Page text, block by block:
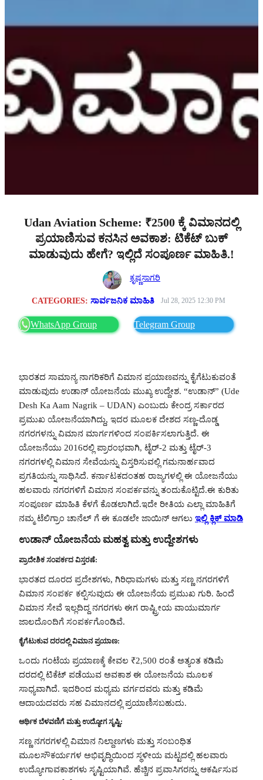
Udan Aviation Scheme: ₹2500 ಕ್ಕೆ ವಿಮಾನದಲ್ಲಿ
ಪ್ರಯಾಣಿಸುವ ಕನಸಿನ ಅವಕಾಶ: ಟಿಕೆಟ್‌ ಬುಕ್‌
ಮಾಡುವುದು ಹೇಗೆ? ಇಲ್ಲಿದೆ ಸಂಪೂರ್ಣ ಮಾಹಿತಿ.!
ಕೃಷ್ಣಸಾಗರಿ
CATEGORIES: ಸಾರ್ವಜನಿಕ ಮಾಹಿತಿ Jul 28, 2025 12:30 PM
WhatsApp Group Telegram Group
ಭಾರತದ ಸಾಮಾನ್ಯ ನಾಗರಿಕರಿಗೆ ವಿಮಾನ ಪ್ರಯಾಣವನ್ನು ಕೈಗೆಟುಕುವಂತೆ
ಮಾಡುವುದು ಉಡಾನ್ ಯೋಜನೆಯ ಮುಖ್ಯ ಉದ್ದೇಶ. “ಉಡಾನ್” (Ude
Desh Ka Aam Nagrik – UDAN) ಎಂಬುದು ಕೇಂದ್ರ ಸರ್ಕಾರದ
ಪ್ರಮುಖ ಯೋಜನೆಯಾಗಿದ್ದು, ಇದರ ಮೂಲಕ ದೇಶದ ಸಣ್ಣ-ದೊಡ್ಡ
ನಗರಗಳನ್ನು ವಿಮಾನ ಮಾರ್ಗಗಳಿಂದ ಸಂಪರ್ಕಿಸಲಾಗುತ್ತಿದೆ. ಈ
ಯೋಜನೆಯು 2016ರಲ್ಲಿ ಪ್ರಾರಂಭವಾಗಿ, ಟೈರ್-2 ಮತ್ತು ಟೈರ್-3
ನಗರಗಳಲ್ಲಿ ವಿಮಾನ ಸೇವೆಯನ್ನು ವಿಸ್ತರಿಸುವಲ್ಲಿ ಗಮನಾರ್ಹವಾದ
ಪ್ರಗತಿಯನ್ನು ಸಾಧಿಸಿದೆ. ಕರ್ನಾಟಕದಂತಹ ರಾಜ್ಯಗಳಲ್ಲಿ ಈ ಯೋಜನೆಯು
ಹಲವಾರು ನಗರಗಳಿಗೆ ವಿಮಾನ ಸಂಪರ್ಕವನ್ನು ತಂದುಕೊಟ್ಟಿದೆ.ಈ ಕುರಿತು
ಸಂಪೂರ್ಣ ಮಾಹಿತಿ ಕೆಳಗೆ ಕೊಡಲಾಗಿದೆ.ಇದೇ ರೀತಿಯ ಎಲ್ಲಾ ಮಾಹಿತಿಗೆ
ನಮ್ಮ ಟೆಲಿಗ್ರಾಂ ಚಾನೆಲ್ ಗೆ ಈ ಕೂಡಲೇ ಜಾಯಿನ್ ಆಗಲು ಇಲ್ಲಿ ಕ್ಲಿಕ್ ಮಾಡಿ
ಉಡಾನ್ ಯೋಜನೆಯ ಮಹತ್ವ ಮತ್ತು ಉದ್ದೇಶಗಳು
ಪ್ರಾದೇಶಿಕ ಸಂಪರ್ಕದ ವಿಸ್ತರಣೆ:
ಭಾರತದ ದೂರದ ಪ್ರದೇಶಗಳು, ಗಿರಿಧಾಮಗಳು ಮತ್ತು ಸಣ್ಣ ನಗರಗಳಿಗೆ
ವಿಮಾನ ಸಂಪರ್ಕ ಕಲ್ಪಿಸುವುದು ಈ ಯೋಜನೆಯ ಪ್ರಮುಖ ಗುರಿ. ಹಿಂದೆ
ವಿಮಾನ ಸೇವೆ ಇಲ್ಲದಿದ್ದ ನಗರಗಳು ಈಗ ರಾಷ್ಟ್ರೀಯ ವಾಯುಮಾರ್ಗ
ಜಾಲದೊಂದಿಗೆ ಸಂಪರ್ಕಗೊಂಡಿವೆ.
ಕೈಗೆಟುಕುವ ದರದಲ್ಲಿ ವಿಮಾನ ಪ್ರಯಾಣ:
ಒಂದು ಗಂಟೆಯ ಪ್ರಯಾಣಕ್ಕೆ ಕೇವಲ ₹2,500 ರಂತೆ ಅತ್ಯಂತ ಕಡಿಮೆ
ದರದಲ್ಲಿ ಟಿಕೆಟ್ ಪಡೆಯುವ ಅವಕಾಶ ಈ ಯೋಜನೆಯ ಮೂಲಕ
ಸಾಧ್ಯವಾಗಿದೆ. ಇದರಿಂದ ಮಧ್ಯಮ ವರ್ಗದವರು ಮತ್ತು ಕಡಿಮೆ
ಆದಾಯದವರು ಸಹ ವಿಮಾನದಲ್ಲಿ ಪ್ರಯಾಣಿಸಬಹುದು.
ಆರ್ಥಿಕ ಬೆಳವಣಿಗೆ ಮತ್ತು ಉದ್ಯೋಗ ಸೃಷ್ಟಿ:
ಸಣ್ಣ ನಗರಗಳಲ್ಲಿ ವಿಮಾನ ನಿಲ್ದಾಣಗಳು ಮತ್ತು ಸಂಬಂಧಿತ
ಮೂಲಸೌಕರ್ಯಗಳ ಅಭಿವೃದ್ಧಿಯಿಂದ ಸ್ಥಳೀಯ ಮಟ್ಟದಲ್ಲಿ ಹಲವಾರು
ಉದ್ಯೋಗಾವಕಾಶಗಳು ಸೃಷ್ಟಿಯಾಗಿವೆ. ಹೆಚ್ಚಿನ ಪ್ರವಾಸಿಗರನ್ನು ಆಕರ್ಷಿಸುವ